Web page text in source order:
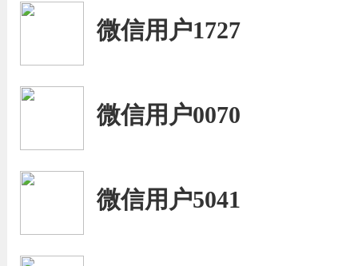
微信用户1727
微信用户0070
微信用户5041